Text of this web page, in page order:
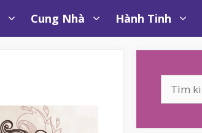
Cung Nhà Hành Tinh
kiếm